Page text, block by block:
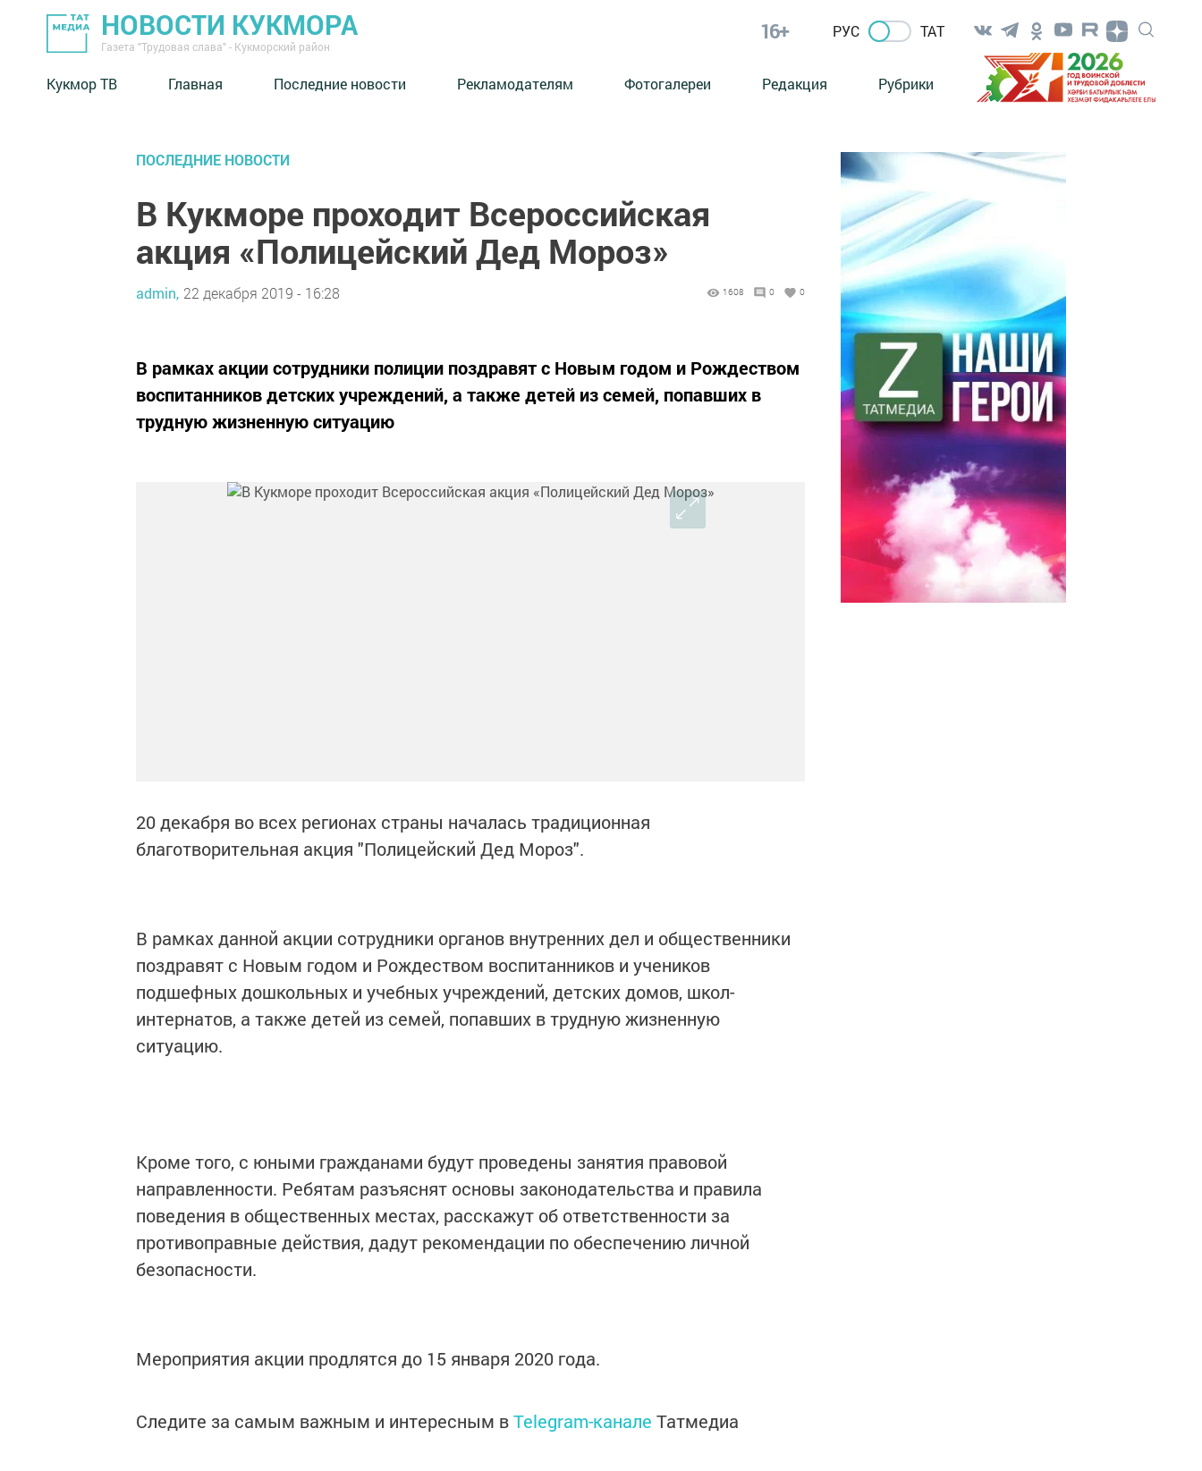
НОВОСТИ КУКМОРА
Газета "Трудовая слава" - Кукморский район
16+ РУС ТАТ
Кукмор ТВ Главная Последние новости Рекламодателям Фотогалереи Редакция Рубрики
ПОСЛЕДНИЕ НОВОСТИ
В Кукморе проходит Всероссийская
акция «Полицейский Дед Мороз»
admin, 22 декабря 2019 - 16:28 1608 0 0
В рамках акции сотрудники полиции поздравят с Новым годом и Рождеством
воспитанников детских учреждений, а также детей из семей, попавших в
трудную жизненную ситуацию
20 декабря во всех регионах страны началась традиционная
благотворительная акция "Полицейский Дед Мороз".
В рамках данной акции сотрудники органов внутренних дел и общественники
поздравят с Новым годом и Рождеством воспитанников и учеников
подшефных дошкольных и учебных учреждений, детских домов, школ-
интернатов, а также детей из семей, попавших в трудную жизненную
ситуацию.
Кроме того, с юными гражданами будут проведены занятия правовой
направленности. Ребятам разъяснят основы законодательства и правила
поведения в общественных местах, расскажут об ответственности за
противоправные действия, дадут рекомендации по обеспечению личной
безопасности.
Мероприятия акции продлятся до 15 января 2020 года.
Следите за самым важным и интересным вTelegram-канале Татмедиа